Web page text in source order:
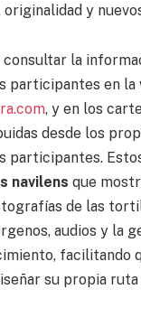
originalidad y
la
participantes en la
, y en los
desde los
participantes.
navilens que
de las
audios y la
facilitando
su propia ruta